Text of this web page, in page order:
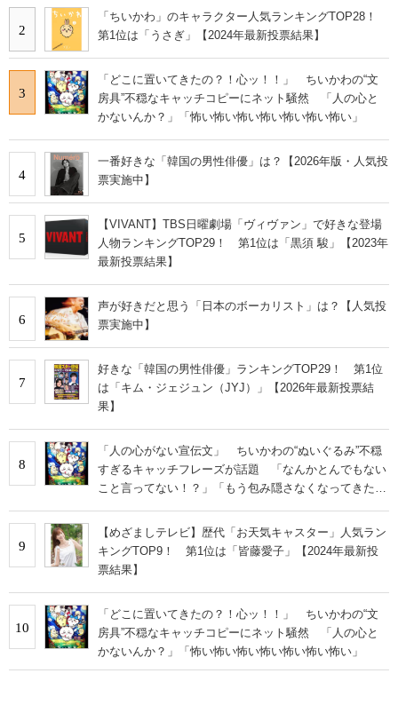
2
「ちいかわ」のキャラクター人気ランキングTOP28！
第1位は「うさぎ」【2024年最新投票結果】
3
「どこに置いてきたの？！心ッ！！」 ちいかわの“文
房具”不穏なキャッチコピーにネット騒然 「人の心と
かないんか？」「怖い怖い怖い怖い怖い怖い怖い」
4
一番好きな「韓国の男性俳優」は？【2026年版・人気投
票実施中】
5
【VIVANT】TBS日曜劇場「ヴィヴァン」で好きな登場
人物ランキングTOP29！ 第1位は「黒須 駿」【2023年
最新投票結果】
6
声が好きだと思う「日本のボーカリスト」は？【人気投
票実施中】
7
好きな「韓国の男性俳優」ランキングTOP29！ 第1位
は「キム・ジェジュン（JYJ）」【2026年最新投票結
果】
8
「人の心がない宣伝文」 ちいかわの“ぬいぐるみ”不穏
すぎるキャッチフレーズが話題 「なんかとんでもない
こと言ってない！？」「もう包み隠さなくなってきた
9
【めざましテレビ】歴代「お天気キャスター」人気ラン
キングTOP9！ 第1位は「皆藤愛子」【2024年最新投
票結果】
10
「どこに置いてきたの？！心ッ！！」 ちいかわの“文
房具”不穏なキャッチコピーにネット騒然 「人の心と
かないんか？」「怖い怖い怖い怖い怖い怖い怖い」